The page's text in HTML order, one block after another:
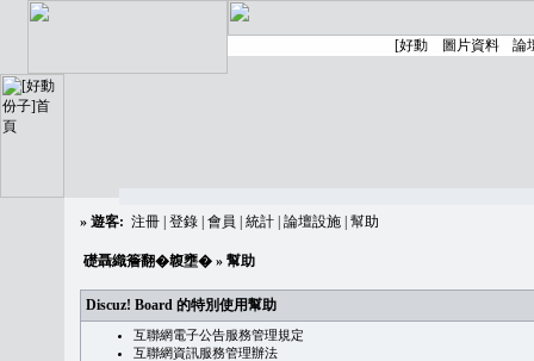
» 遊客: 注冊 登錄 會員 統計 論壇設施 幫助
礎聶織簷翻�䪖壅� » 幫助
Discuz! Board 的特別使用幫助
互聯網電子公告服務管理規定
互聯網資訊服務管理辦法